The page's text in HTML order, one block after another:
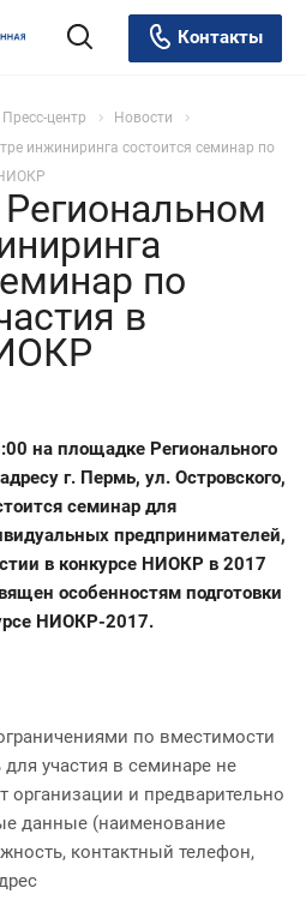
Контакты
Пресс-центр
Новости
инжиниринга состоится семинар по
по
в
на площадке Регионального
г. Пермь, ул. Островского,
семинар для
предпринимателей,
в конкурсе НИОКР в 2017
особенностям подготовки
НИОКР-2017.
по вместимости
участия в семинаре не
организации и предварительно
данные (наименование
контактный телефон,